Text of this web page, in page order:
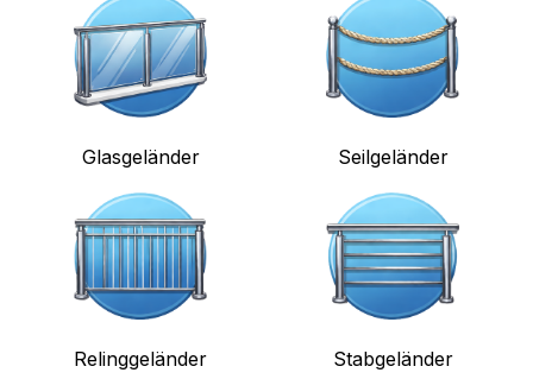
Glasgeländer Seilgeländer
Relinggeländer Stabgeländer